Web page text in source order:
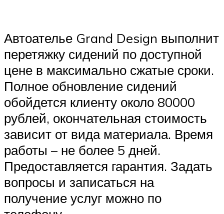
Автоателье Grand Design выполнит
перетяжку сидений по доступной
цене в максимально сжатые сроки.
Полное обновление сидений
обойдется клиенту около 80000
рублей, окончательная стоимость
зависит от вида материала. Время
работы – не более 5 дней.
Предоставляется гарантия. Задать
вопросы и записаться на
получение услуг можно по